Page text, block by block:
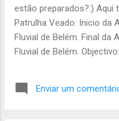
estão preparados?:)
Patrulha Veado: Inicio da
Fluvial de Belém. Final da
Fluvial de Belém.
pão(3kg), milho(2 latas)e
tomate(3 litros), bacon(2
Enviar um